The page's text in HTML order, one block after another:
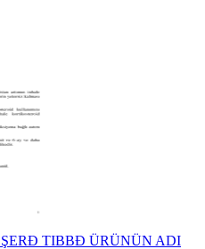
TIBBĐ ÜRÜNÜN ADI